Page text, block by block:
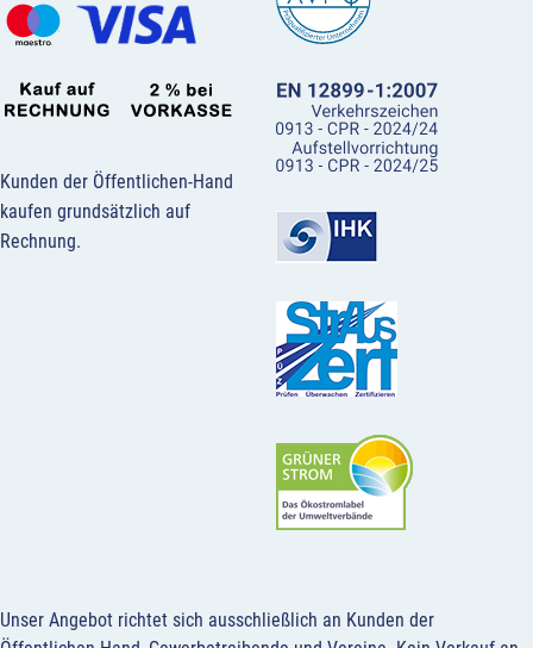
Kunden der Öffentlichen-Hand
kaufen grundsätzlich auf
Rechnung.
Unser Angebot richtet sich ausschließlich an Kunden der